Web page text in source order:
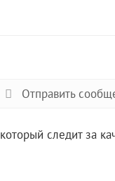
Отправить
следит за